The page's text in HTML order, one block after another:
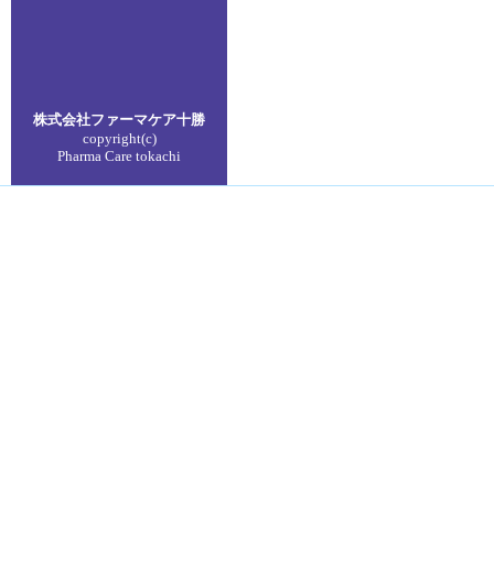
株式会社ファーマケア十勝
copyright(c)
Pharma Care tokachi